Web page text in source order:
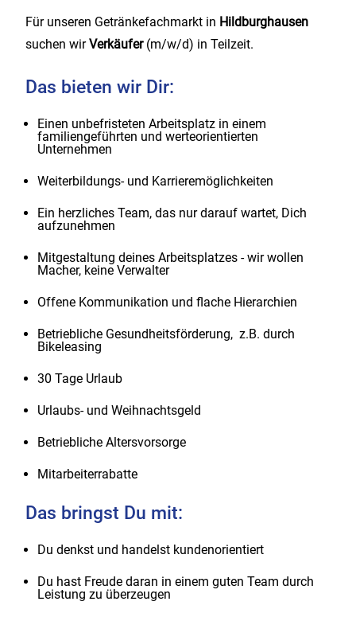
Für unseren Getränkefachmarkt in Hildburghausen
suchen wirVerkäufer(m/w/d) in Teilzeit.
Das bieten wir Dir:
Einen unbefristeten Arbeitsplatz in einem
familiengeführten und werteorientierten
Unternehmen
Weiterbildungs- und Karrieremöglichkeiten
Ein herzliches Team, das nur darauf wartet, Dich
aufzunehmen
Mitgestaltung deines Arbeitsplatzes - wir wollen
Macher, keine Verwalter
Offene Kommunikation und flache Hierarchien
Betriebliche Gesundheitsförderung, z.B. durch
Bikeleasing
30 Tage Urlaub
Urlaubs- und Weihnachtsgeld
Betriebliche Altersvorsorge
Mitarbeiterrabatte
Das bringst Du mit:
Du denkst und handelst kundenorientiert
Du hast Freude daran in einem guten Team durch
Leistung zu überzeugen